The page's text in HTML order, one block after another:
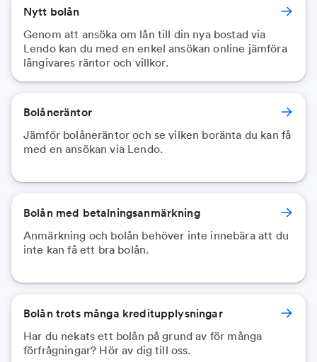
Nytt bolån
Genom att ansöka om lån till din nya bostad via
Lendo kan du med en enkel ansökan online jämföra
långivares räntor och villkor.
Bolåneräntor
Jämför bolåneräntor och se vilken boränta du kan få
med en ansökan via Lendo.
Bolån med betalningsanmärkning
Anmärkning och bolån behöver inte innebära att du
inte kan få ett bra bolån.
Bolån trots många kreditupplysningar
Har du nekats ett bolån på grund av för många
förfrågningar? Hör av dig till oss.